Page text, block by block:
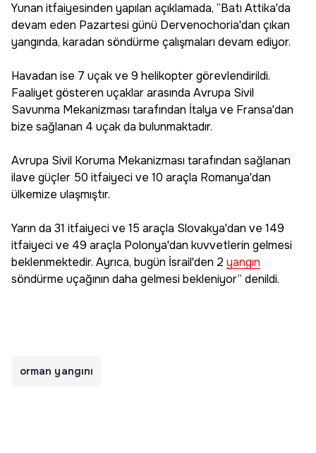
Yunan itfaiyesinden yapılan açıklamada, “Batı Attika'da
devam eden Pazartesi günü Dervenochoria'dan çıkan
yangında, karadan söndürme çalışmaları devam ediyor.
Havadan ise 7 uçak ve 9 helikopter görevlendirildi.
Faaliyet gösteren uçaklar arasında Avrupa Sivil
Savunma Mekanizması tarafından İtalya ve Fransa'dan
bize sağlanan 4 uçak da bulunmaktadır.
Avrupa Sivil Koruma Mekanizması tarafından sağlanan
ilave güçler 50 itfaiyeci ve 10 araçla Romanya'dan
ülkemize ulaşmıştır.
Yarın da 31 itfaiyeci ve 15 araçla Slovakya'dan ve 149
itfaiyeci ve 49 araçla Polonya'dan kuvvetlerin gelmesi
beklenmektedir. Ayrıca, bugün İsrail'den 2 yangın
söndürme uçağının daha gelmesi bekleniyor” denildi.
orman yangını